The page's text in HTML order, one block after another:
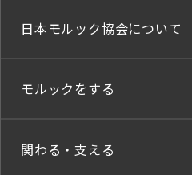
日本モルック協会について
モルックをする
関わる・支える